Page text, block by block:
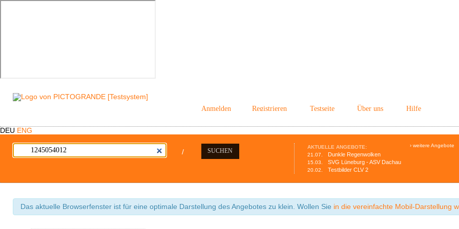
Anmelden Registrieren Testseite Über uns Hilfe
DEU ENG
/ SUCHEN
› weitere Angebote
AKTUELLE ANGEBOTE:
21.07.
Dunkle Regenwolken
15.03. SVG Lüneburg - ASV Dachau
20.02. Testbilder CLV 2
Das aktuelle Browserfenster ist für eine optimale Darstellung des Angebotes zu klein. Wollen Sie in die vereinfachte Mobil-Darstellung